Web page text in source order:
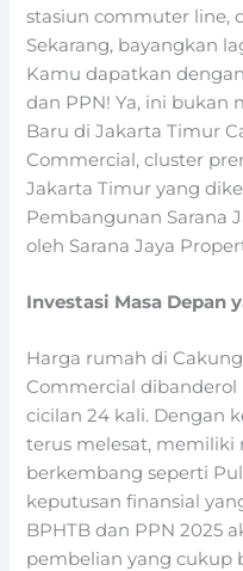
stasiun commuter line,
Sekarang, bayangkan
Kamu dapatkan
dan PPN! Ya, ini
Baru di Jakarta Timur
Commercial, cluster
Jakarta Timur yang
Pembangunan Sarana
oleh Sarana Jaya
Investasi Masa Depan
Harga rumah di
Commercial
cicilan 24 kali. Dengan
terus melesat, memiliki
berkembang seperti
keputusan finansial
BPHTB dan PPN 2025
pembelian yang cukup